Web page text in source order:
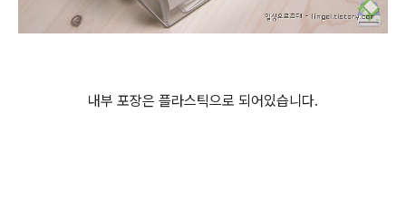
내부 포장은 플라스틱으로 되어있습니다.